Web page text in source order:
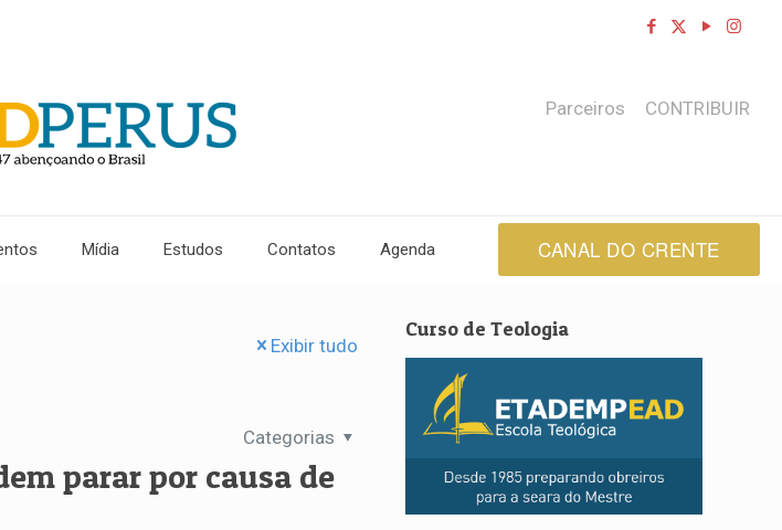
Mídia Estudos Contatos Agenda
Parceiros CONTRIBUIR
CANAL DO CRENTE
Exibir tudo
Categorias
parar por causa de
Curso de Teologia